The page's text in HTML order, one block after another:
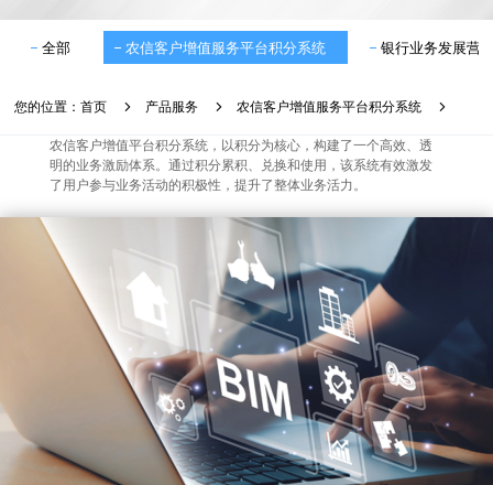
全部 农信客户增值服务平台积分系统 银行业务发展营
您的位置：首页 产品服务 农信客户增值服务平台积分系统
农信客户增值平台积分系统，以积分为核心，构建了一个高效、透
明的业务激励体系。通过积分累积、兑换和使用，该系统有效激发
了用户参与业务活动的积极性，提升了整体业务活力。